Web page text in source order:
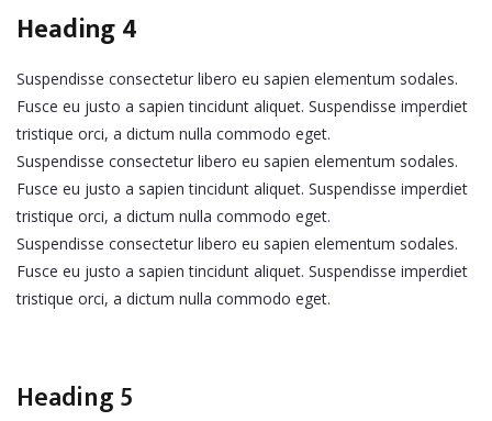
Heading 4
Suspendisse consectetur libero eu sapien elementum sodales.
Fusce eu justo a sapien tincidunt aliquet. Suspendisse imperdiet
tristique orci, a dictum nulla commodo eget.
Suspendisse consectetur libero eu sapien elementum sodales.
Fusce eu justo a sapien tincidunt aliquet. Suspendisse imperdiet
tristique orci, a dictum nulla commodo eget.
Suspendisse consectetur libero eu sapien elementum sodales.
Fusce eu justo a sapien tincidunt aliquet. Suspendisse imperdiet
tristique orci, a dictum nulla commodo eget.
Heading 5